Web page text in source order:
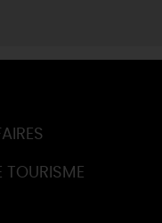
TOURISME